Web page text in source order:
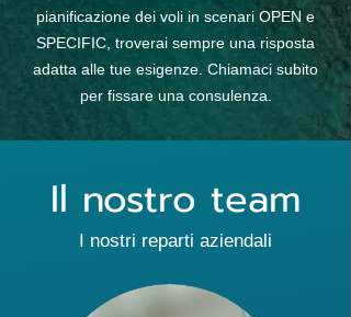
pianificazione dei voli in scenari OPEN e
SPECIFIC, troverai sempre una risposta
adatta alle tue esigenze. Chiamaci subito
per fissare una consulenza.
Il nostro team
I nostri reparti aziendali